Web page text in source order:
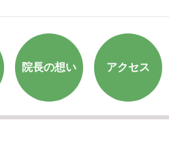
院長の想い アクセス